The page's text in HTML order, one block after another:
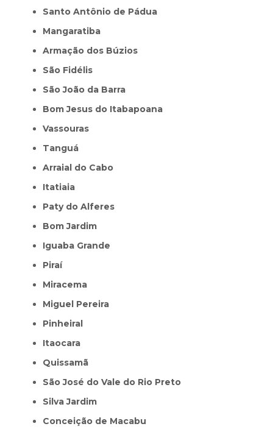
Santo Antônio de Pádua
Mangaratiba
Armação dos Búzios
São Fidélis
São João da Barra
Bom Jesus do Itabapoana
Vassouras
Tanguá
Arraial do Cabo
Itatiaia
Paty do Alferes
Bom Jardim
Iguaba Grande
Piraí
Miracema
Miguel Pereira
Pinheiral
Itaocara
Quissamã
São José do Vale do Rio Preto
Silva Jardim
Conceição de Macabu